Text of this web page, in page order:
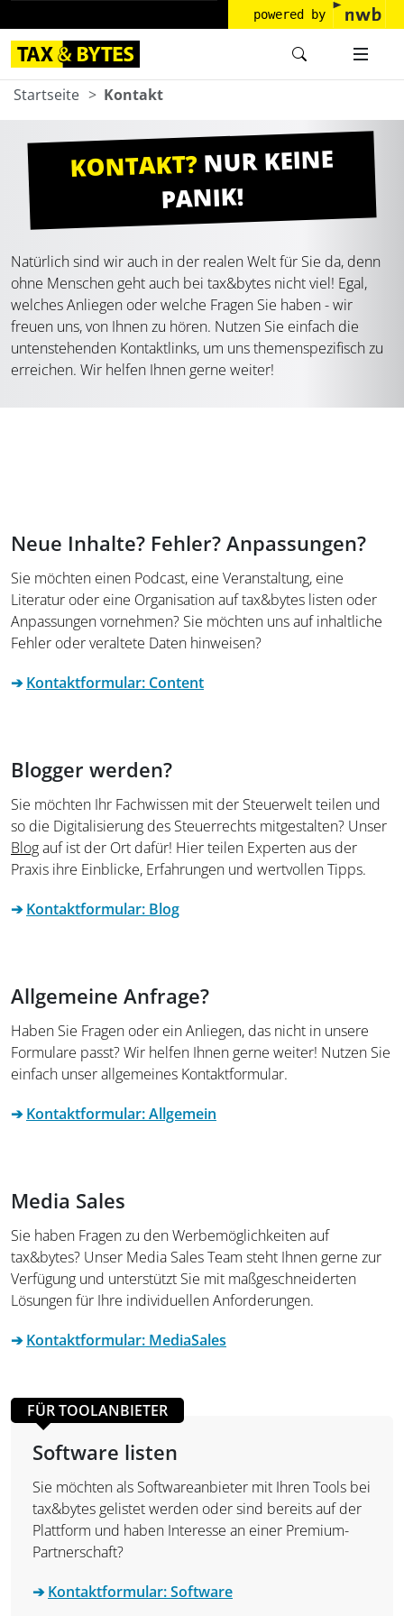
powered by
Startseite Kontakt
KONTAKT?NUR KEINE
PANIK!
Natürlich sind wir auch in der realen Welt für Sie da, denn
ohne Menschen geht auch bei tax&bytes nicht viel! Egal,
welches Anliegen oder welche Fragen Sie haben - wir
freuen uns, von Ihnen zu hören. Nutzen Sie einfach die
untenstehenden Kontaktlinks, um uns themenspezifisch zu
erreichen. Wir helfen Ihnen gerne weiter!
Neue Inhalte? Fehler? Anpassungen?
Sie möchten einen Podcast, eine Veranstaltung, eine
Literatur oder eine Organisation auf tax&bytes listen oder
Anpassungen vornehmen? Sie möchten uns auf inhaltliche
Fehler oder veraltete Daten hinweisen?
➔Kontaktformular: Content
Blogger werden?
Sie möchten Ihr Fachwissen mit der Steuerwelt teilen und
so die Digitalisierung des Steuerrechts mitgestalten? Unser
Blogaufist der Ort dafür! Hier teilen Experten aus der
Praxis ihre Einblicke, Erfahrungen und wertvollen Tipps.
➔Kontaktformular: Blog
Allgemeine Anfrage?
Haben Sie Fragen oder ein Anliegen, das nicht in unsere
Formulare passt? Wir helfen Ihnen gerne weiter! Nutzen Sie
einfach unser allgemeines Kontaktformular.
➔Kontaktformular: Allgemein
Media Sales
Sie haben Fragen zu den Werbemöglichkeiten auf
tax&bytes? Unser Media Sales Team steht Ihnen gerne zur
Verfügung und unterstützt Sie mit maßgeschneiderten
Lösungen für Ihre individuellen Anforderungen.
➔Kontaktformular: MediaSales
FÜR TOOLANBIETER
Software listen
Sie möchten als Softwareanbieter mit Ihren Tools bei
tax&bytes gelistet werden oder sind bereits auf der
Plattform und haben Interesse an einer Premium-
Partnerschaft?
➔Kontaktformular: Software